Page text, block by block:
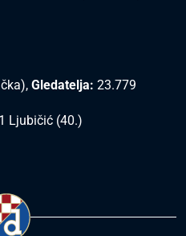
Gledatelja: 23.779
Ljubičić (40.)